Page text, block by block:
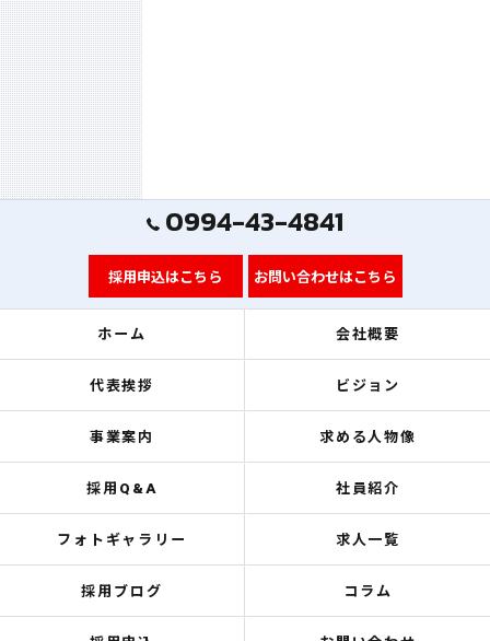
0994-43-4841
採用申込はこちら お問い合わせはこちら
ホーム 会社概要
代表挨拶 ビジョン
事業案内 求める人物像
採用Q&A 社員紹介
フォトギャラリー 求人一覧
採用ブログ コラム